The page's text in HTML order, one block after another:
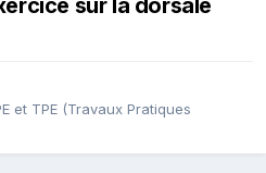
sur la dorsale
et TPE (Travaux Pratiques